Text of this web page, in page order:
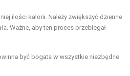
ilości kalorii. Należy zwiększyć dzienne
Ważne, aby ten proces przebiegał
być bogata w wszystkie niezbędne